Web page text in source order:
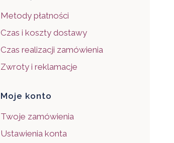
Metody płatności
Czas i koszty dostawy
Czas realizacji zamówienia
Zwroty i reklamacje
Moje konto
Twoje zamówienia
Ustawienia konta